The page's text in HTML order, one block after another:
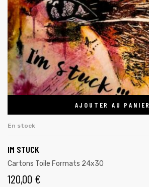
AJOUTER AU PANIER
En stock
IM STUCK
Cartons Toile Formats 24x30
120,00 €